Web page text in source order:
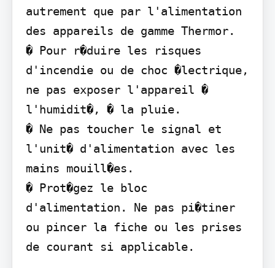
autrement que par l'alimentation
des appareils de gamme Thermor.
� Pour r�duire les risques
d'incendie ou de choc �lectrique,
ne pas exposer l'appareil �
l'humidit�, � la pluie.
� Ne pas toucher le signal et
l'unit� d'alimentation avec les
mains mouill�es.
� Prot�gez le bloc
d'alimentation. Ne pas pi�tiner
ou pincer la fiche ou les prises
de courant si applicable.